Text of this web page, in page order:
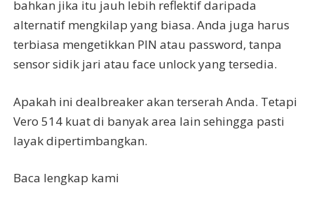
bahkan jika itu jauh lebih reflektif daripada
alternatif mengkilap yang biasa. Anda juga harus
terbiasa mengetikkan PIN atau password, tanpa
sensor sidik jari atau face unlock yang tersedia.
Apakah ini dealbreaker akan terserah Anda. Tetapi
Vero 514 kuat di banyak area lain sehingga pasti
layak dipertimbangkan.
Baca lengkap kami